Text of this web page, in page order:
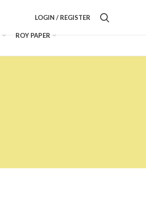
LOGIN / REGISTER
ROY PAPER